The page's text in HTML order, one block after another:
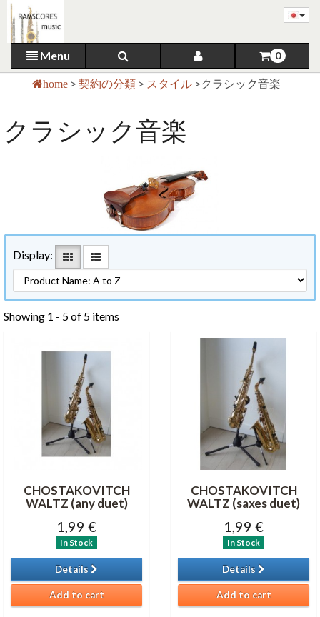
Menu 0
home > 契約の分類 > スタイル >クラシック音楽
クラシック音楽
Display:
Showing 1 - 5 of 5 items
CHOSTAKOVITCH
WALTZ (any duet)
1,99 €
In Stock
Details
Add to cart
CHOSTAKOVITCH
WALTZ (saxes duet)
1,99 €
In Stock
Details
Add to cart